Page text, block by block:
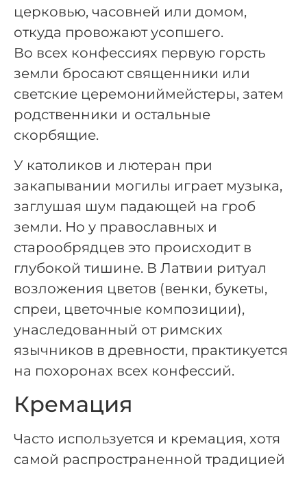
церковью, часовней или домом,
откуда провожают усопшего.
Во всех конфессиях первую горсть
земли бросают священники или
светские церемониймейстеры, затем
родственники и остальные
скорбящие.
У католиков и лютеран при
закапывании могилы играет музыка,
заглушая шум падающей на гроб
земли. Но у православных и
старообрядцев это происходит в
глубокой тишине. В Латвии ритуал
возложения цветов (венки, букеты,
спреи, цветочные композиции),
унаследованный от римских
язычников в древности, практикуется
на похоронах всех конфессий.
Кремация
Часто используется и кремация, хотя
самой распространенной традицией